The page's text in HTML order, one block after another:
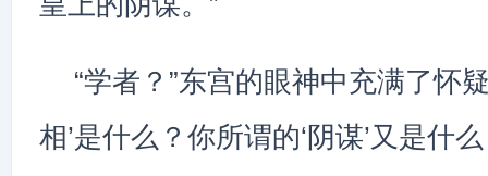
“学者？”东宫的眼神中充满了怀
相’是什么？你所谓的‘阴谋’又是什么